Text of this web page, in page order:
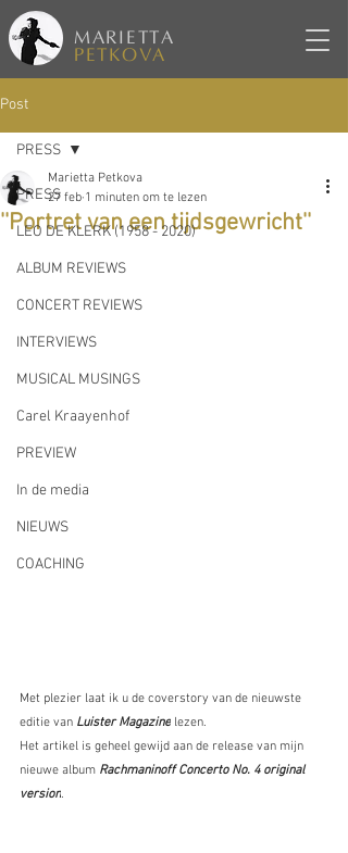
MARIETTA
PETKOVA
Post
PRESS
LEO DE KLERK (1958 - 2020)
ALBUM REVIEWS
CONCERT REVIEWS
INTERVIEWS
MUSICAL MUSINGS
Carel Kraayenhof
PREVIEW
In de media
NIEUWS
COACHING
PRESS
''Portret van een tijdsgewricht''
Marietta Petkova
27 feb 1 minuten om te lezen
Met plezier laat ik u de coverstory van de nieuwste
editie van Luister Magazine lezen.
Het artikel is geheel gewijd aan de release van mijn
nieuwe album Rachmaninoff Concerto No. 4 original
version.